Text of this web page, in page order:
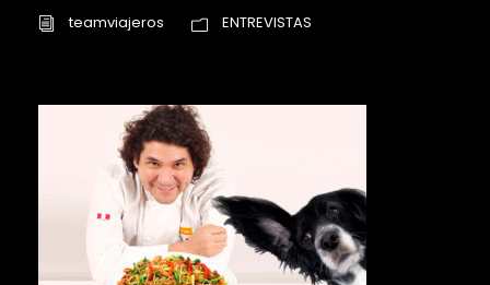
teamviajeros ENTREVISTAS